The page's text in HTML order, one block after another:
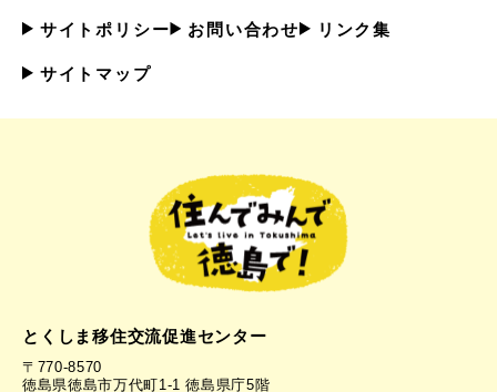
サイトポリシー お問い合わせ リンク集
サイトマップ
とくしま移住交流促進センター
〒770-8570
徳島県徳島市万代町1-1 徳島県庁5階